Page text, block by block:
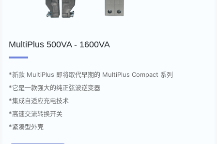
MultiPlus 500VA - 1600VA
*新款 MultiPlus 即将取代早期的 MultiPlus Compact 系列
*它是一款强大的纯正弦波逆变器
*集成自适应充电技术
*高速交流转换开关
*紧凑型外壳